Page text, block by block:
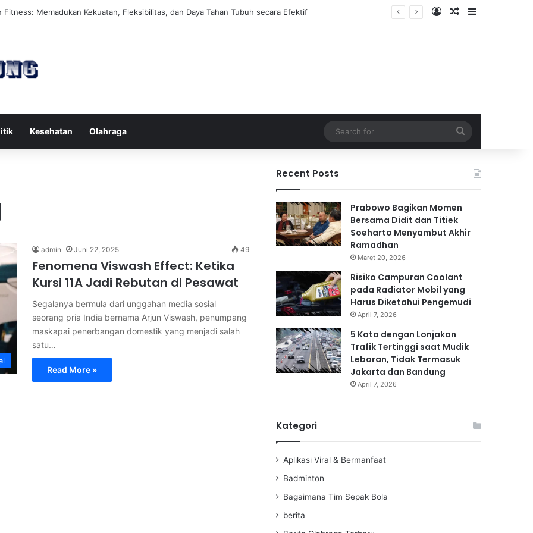
Reformer untuk Meningkatkan Kekuatan Otot Inti Secara Efektif Log InRandom Article
Sidebar
Kesehatan Olahraga
for
admin Juni 22, 2025 49
Fenomena Viswash Effect: Ketika
Kursi 11A Jadi Rebutan di Pesawat
Segalanya bermula dari unggahan media sosial
seorang pria India bernama Arjun Viswash, penumpang
maskapai penerbangan domestik yang menjadi salah
satu…
Read More »
Recent Posts
Prabowo Bagikan Momen
Bersama Didit dan Titiek
Soeharto Menyambut Akhir
Ramadhan
Maret 20, 2026
Risiko Campuran Coolant
pada Radiator Mobil yang
Harus Diketahui Pengemudi
April 7, 2026
5 Kota dengan Lonjakan
Trafik Tertinggi saat Mudik
Lebaran, Tidak Termasuk
Jakarta dan Bandung
April 7, 2026
Kategori
Aplikasi Viral & Bermanfaat
Badminton
Bagaimana Tim Sepak Bola
berita